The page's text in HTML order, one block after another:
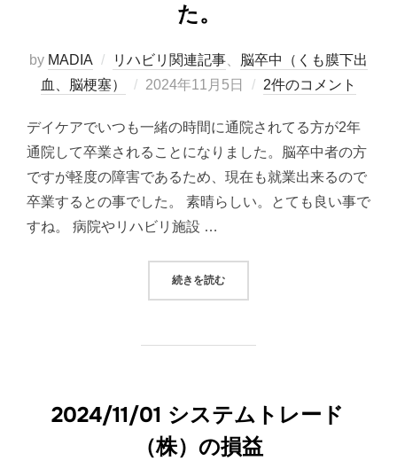
た。
by MADIA リハビリ関連記事
脳卒中（くも膜下出
血、脳梗塞）
投
日:
2024年11月5日 2件のコメント
デイケアでいつも一緒の時間に通院されてる方が2年
通院して卒業されることになりました。脳卒中者の方
ですが軽度の障害であるため、現在も就業出来るので
卒業するとの事でした。 素晴らしい。とても良い事で
すね。 病院やリハビリ施設 …
続きを読む“デイケア通院の方が卒業されまし
2024/11/01 システムトレード
（株）の損益